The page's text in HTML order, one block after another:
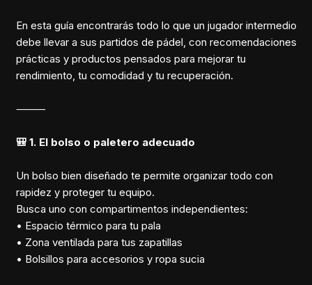
En esta guía encontrarás todo lo que un jugador intermedio
debe llevar a sus partidos de pádel, con recomendaciones
prácticas y productos pensados para mejorar tu
rendimiento, tu comodidad y tu recuperación.
⸻
🎒 1. El bolso o paletero adecuado
Un bolso bien diseñado te permite organizar todo con
rapidez y proteger tu equipo.
Busca uno con compartimentos independientes:
• Espacio térmico para tu pala
• Zona ventilada para tus zapatillas
• Bolsillos para accesorios y ropa sucia